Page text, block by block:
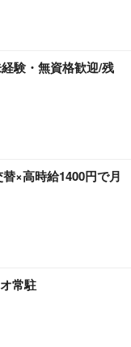
験・無資格歓迎/残
×高時給1400円で月
常駐